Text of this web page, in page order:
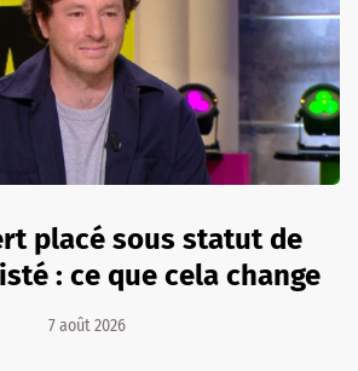
placé sous statut de
: ce que cela change
7 août 2026